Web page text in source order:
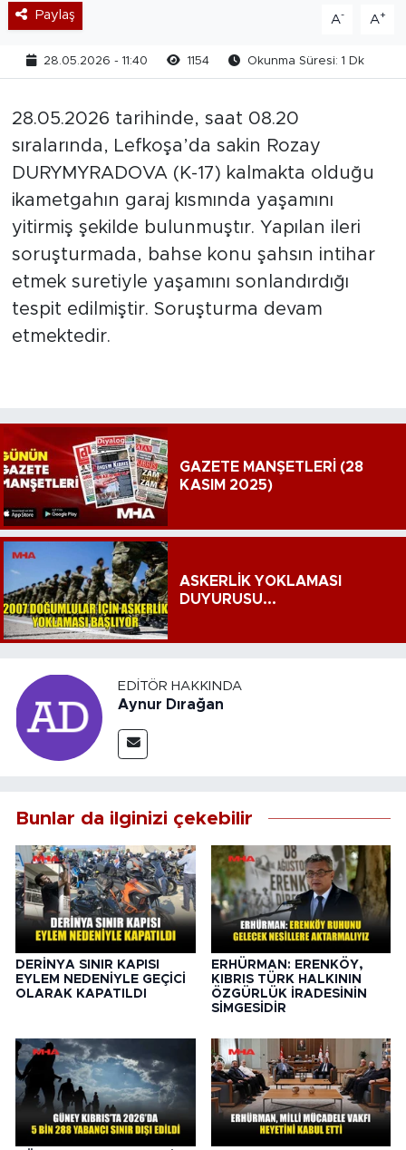
Paylaş A- A+
28.05.2026 - 11:40 1154 Okunma Süresi: 1 Dk
28.05.2026 tarihinde, saat 08.20
sıralarında, Lefkoşa’da sakin Rozay
DURYMYRADOVA (K-17) kalmakta olduğu
ikametgahın garaj kısmında yaşamını
yitirmiş şekilde bulunmuştır. Yapılan ileri
soruşturmada, bahse konu şahsın intihar
etmek suretiyle yaşamını sonlandırdığı
tespit edilmiştir. Soruşturma devam
etmektedir.
GAZETE MANŞETLERİ (28
KASIM 2025)
ASKERLİK YOKLAMASI
DUYURUSU...
EDITÖR HAKKINDA
Aynur Dırağan
Bunlar da ilginizi çekebilir
DERİNYA SINIR KAPISI
EYLEM NEDENİYLE GEÇİCİ
OLARAK KAPATILDI
ERHÜRMAN: ERENKÖY,
KIBRIS TÜRK HALKININ
ÖZGÜRLÜK İRADESİNİN
SİMGESİDİR